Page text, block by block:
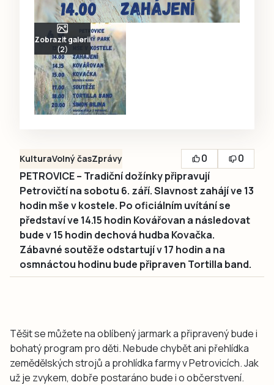
Zobrazit galerii
(2)
KulturaVolný časZprávy 0
0
PETROVICE – Tradiční dožínky připravují
Petrovičtí na sobotu 6. září. Slavnost zahájí ve 13
hodin mše v kostele. Po oficiálním uvítání se
představí ve 14.15 hodin Kovářovan a následovat
bude v 15 hodin dechová hudba Kovačka.
Zábavné soutěže odstartují v 17 hodin a na
osmnáctou hodinu bude připraven Tortilla band.
Těšit se můžete na oblíbený jarmark a připravený bude i
bohatý program pro děti. Nebude chybět ani přehlídka
zemědělských strojů a prohlídka farmy v Petrovicích. Jak
už je zvykem, dobře postaráno bude i o občerstvení.